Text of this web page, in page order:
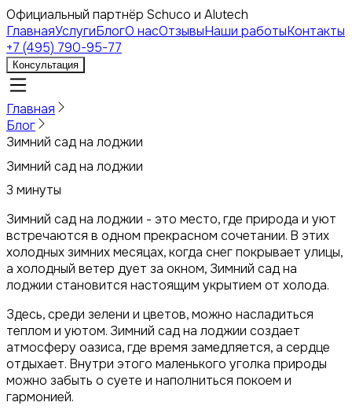
Официальный партнёр Schuco и Alutech
ГлавнаяУслугиБлогО насОтзывыНаши работыКонтакты
+7 (495) 790-95-77
Консультация
Главная
Блог
Зимний сад на лоджии
Зимний сад на лоджии
3 минуты
Зимний сад на лоджии - это место, где природа и уют
встречаются в одном прекрасном сочетании. В этих
холодных зимних месяцах, когда снег покрывает улицы,
а холодный ветер дует за окном, Зимний сад на
лоджии становится настоящим укрытием от холода.
Здесь, среди зелени и цветов, можно насладиться
теплом и уютом. Зимний сад на лоджии создает
атмосферу оазиса, где время замедляется, а сердце
отдыхает. Внутри этого маленького уголка природы
можно забыть о суете и наполниться покоем и
гармонией.